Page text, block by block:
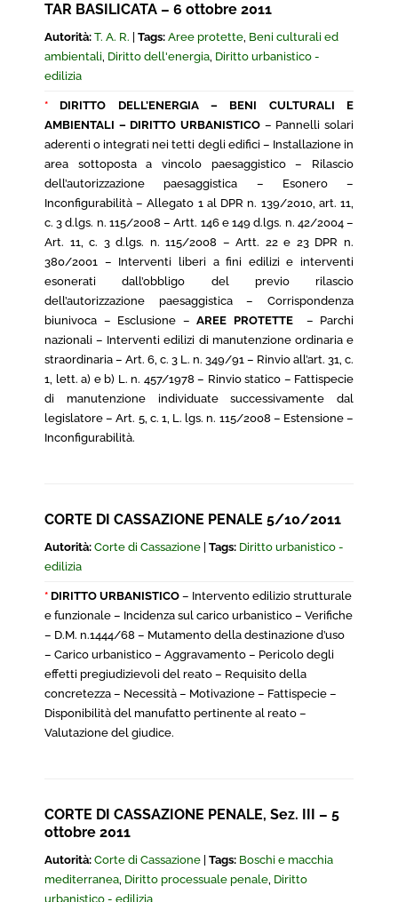
TAR BASILICATA – 6 ottobre 2011
Autorità: T. A. R. Tags: Aree protette, Beni culturali ed
ambientali, Diritto dell'energia, Diritto urbanistico -
edilizia
* DIRITTO DELL’ENERGIA – BENI CULTURALI E
AMBIENTALI – DIRITTO URBANISTICO – Pannelli solari
aderenti o integrati nei tetti degli edifici – Installazione in
area sottoposta a vincolo paesaggistico – Rilascio
dell’autorizzazione paesaggistica – Esonero –
Inconfigurabilità – Allegato 1 al DPR n. 139/2010, art. 11,
c. 3 d.lgs. n. 115/2008 – Artt. 146 e 149 d.lgs. n. 42/2004 –
Art. 11, c. 3 d.lgs. n. 115/2008 – Artt. 22 e 23 DPR n.
380/2001 – Interventi liberi a fini edilizi e interventi
esonerati dall’obbligo del previo rilascio
dell’autorizzazione paesaggistica – Corrispondenza
biunivoca – Esclusione – AREE PROTETTE– Parchi
nazionali – Interventi edilizi di manutenzione ordinaria e
straordinaria – Art. 6, c. 3 L. n. 349/91 – Rinvio all’art. 31, c.
1, lett. a) e b) L. n. 457/1978 – Rinvio statico – Fattispecie
di manutenzione individuate successivamente dal
legislatore – Art. 5, c. 1, L. lgs. n. 115/2008 – Estensione –
Inconfigurabilità.
CORTE DI CASSAZIONE PENALE 5/10/2011
Autorità: Corte di Cassazione Tags: Diritto urbanistico -
edilizia
* DIRITTO URBANISTICO – Intervento edilizio strutturale
e funzionale – Incidenza sul carico urbanistico – Verifiche
– D.M. n.1444/68 – Mutamento della destinazione d’uso
– Carico urbanistico – Aggravamento – Pericolo degli
effetti pregiudizievoli del reato – Requisito della
concretezza – Necessità – Motivazione – Fattispecie –
Disponibilità del manufatto pertinente al reato –
Valutazione del giudice.
CORTE DI CASSAZIONE PENALE, Sez. III – 5
ottobre 2011
Autorità: Corte di Cassazione Tags: Boschi e macchia
mediterranea, Diritto processuale penale, Diritto
urbanistico - edilizia